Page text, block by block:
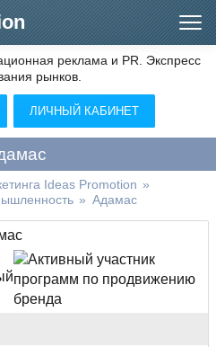
рынка)
реклама и PR. Экспресс
рынков.
ЛИЧНЫЙ КАБИНЕТ
Ideas Promotion »
» Адамас